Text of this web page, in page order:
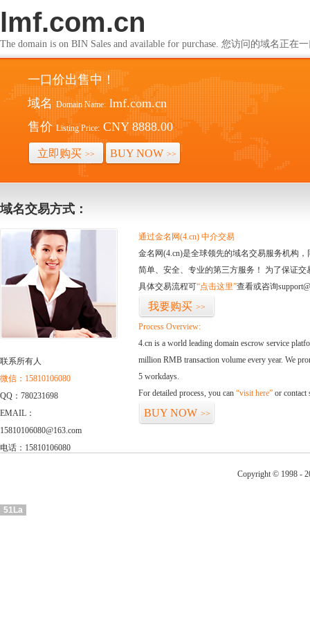
lmf.com.cn
The domain is on BIN Sales and available for purchase. 您访问的域名正在
一口价出售中！
域名 Domain Name: lmf.com.cn
售价 Listing Price: CNY 8888.00
立即购买 >> BUY NOW >>
域名交易方式：
联系所有人
微信：15810106080
QQ：780231698
EMAIL：
15810106080@163.com
电话：15810106080
通过金名网(4.cn) 中介交易
金名网(4.cn)是全球领先的域名交易服务机构
简单、安全、专业的第三方服务！ 为了保证
具体交易流程可“点击这里”查看或咨询
我要购买 >>
Process Overview:
4.cn is a world leading domain escrow service
million RMB transaction volume every year. We
5 workdays.
For detailed process, you can “visit here” or contact
BUY NOW >>
Copyright © 1998 -
51La